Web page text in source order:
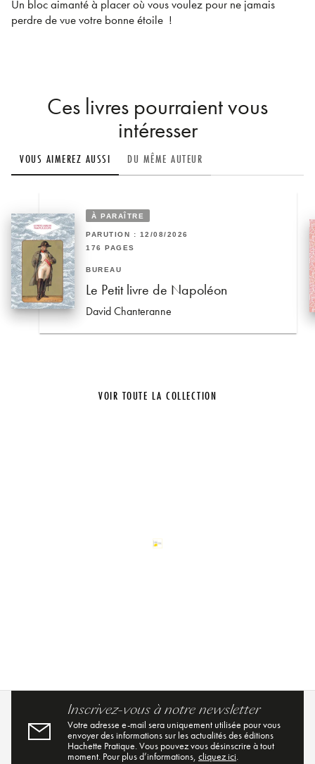
Un bloc aimanté à placer où vous voulez pour ne jamais
perdre de vue votre bonne étoile !
Ces livres pourraient vous
intéresser
VOUS AIMEREZ AUSSI DU MÊME AUTEUR
À PARAÎTRE
PARUTION : 12/08/2026
176 PAGES
BUREAU
Le Petit livre de Napoléon
David Chanteranne
VOIR TOUTE LA COLLECTION
Inscrivez-vous à notre newsletter
Votre adresse e-mail sera uniquement utilisée pour vous
envoyer des informations sur les actualités des éditions
Hachette Pratique. Vous pouvez vous désinscrire à tout
moment. Pour plus d’informations, cliquez ici.